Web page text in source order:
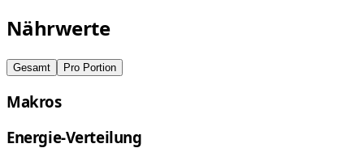
Nährwerte
Gesamt Pro Portion
Makros
Energie-Verteilung